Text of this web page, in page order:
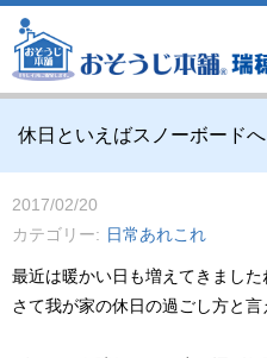
休日といえばスノーボードへ
2017/02/20
カテゴリー
日常あれこれ
最近は暖かい日も増えてきました
さて我が家の休日の過ごし方と言